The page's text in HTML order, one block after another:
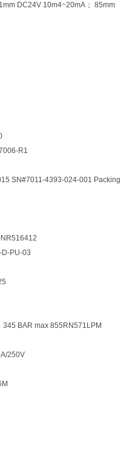
DC24V 10m4~20mA； 85mm
R1
SN#7011-4393-024-001 Packing
NR516412
D-PU-03
345 BAR max 855RN571LPM
250V